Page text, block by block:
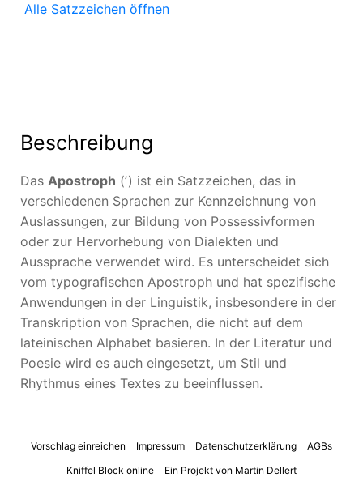
Alle Satzzeichen öffnen
Beschreibung
Das Apostroph (ʼ) ist ein Satzzeichen, das in
verschiedenen Sprachen zur Kennzeichnung von
Auslassungen, zur Bildung von Possessivformen
oder zur Hervorhebung von Dialekten und
Aussprache verwendet wird. Es unterscheidet sich
vom typografischen Apostroph und hat spezifische
Anwendungen in der Linguistik, insbesondere in der
Transkription von Sprachen, die nicht auf dem
lateinischen Alphabet basieren. In der Literatur und
Poesie wird es auch eingesetzt, um Stil und
Rhythmus eines Textes zu beeinflussen.
Vorschlag einreichen Impressum Datenschutzerklärung
AGBs
Kniffel Block online
Ein Projekt von Martin Dellert